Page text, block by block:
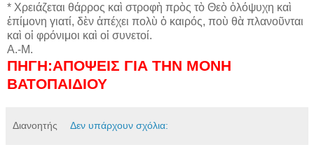
* Χρειάζεται θάρρος καὶ στροφὴ πρὸς τὸ Θεὸ ὁλόψυχη καὶ
ἐπίμονη γιατί, δὲν ἀπέχει πολὺ ὁ καιρός, ποὺ θὰ πλανοῦνται
καὶ οἱ φρόνιμοι καὶ οἱ συνετοί.
Α.-Μ.
ΠΗΓΗ:ΑΠΟΨΕΙΣ ΓΙΑ ΤΗΝ ΜΟΝΗ
ΒΑΤΟΠΑΙΔΙΟΥ
Διανοητής Δεν υπάρχουν σχόλια: